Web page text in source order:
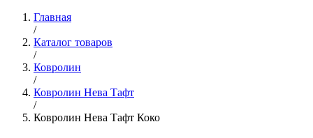
Главная
/
Каталог товаров
/
Ковролин
/
Ковролин Нева Тафт
/
Ковролин Нева Тафт Коко